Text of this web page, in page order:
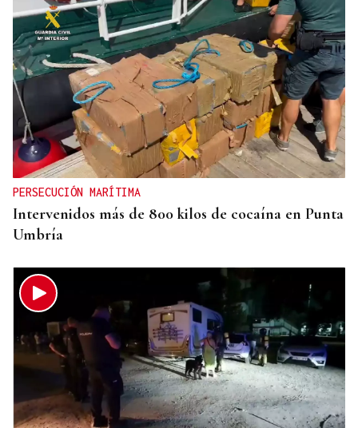
ECLIPSE EN ESPAÑA
Iberia fletará un vuelo especial para contemplar el
eclipse total de Sol desde el aire
PERSECUCIÓN MARÍTIMA
Intervenidos más de 800 kilos de cocaína en Punta
Umbría